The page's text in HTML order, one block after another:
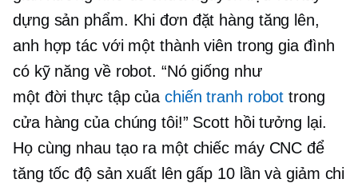
dựng sản phẩm. Khi đơn đặt hàng tăng lên,
anh hợp tác với một thành viên trong gia đình
có kỹ năng về robot. “Nó giống như
một đời thựctập của chiến tranh robot trong
cửa hàng của chúng tôi!” Scott hồi tưởng lại.
Họ cùng nhau tạo ra một chiếc máy CNC để
tăng tốc độ sản xuất lên gấp 10 lần và giảm chi